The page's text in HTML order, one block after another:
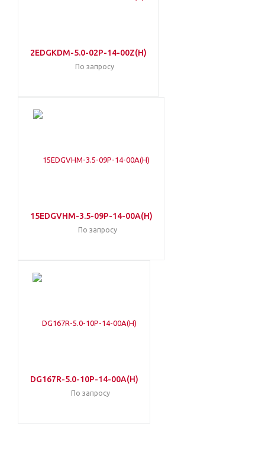
2EDGKDM-5.0-02P-14-00Z(H)
По запросу
15EDGVHM-3.5-09P-14-00A(H)
По запросу
DG167R-5.0-10P-14-00A(H)
По запросу